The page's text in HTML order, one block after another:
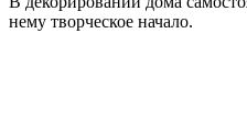
нему творческое начало.